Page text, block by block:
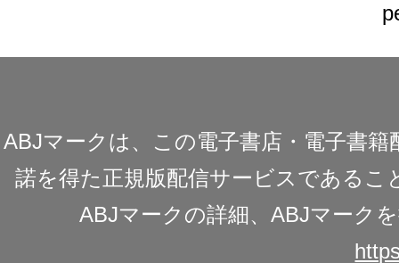
ABJマークは、この電子書店・電子書
諾を得た正規版配信サービスであるこ
ABJマークの詳細、ABJマーク